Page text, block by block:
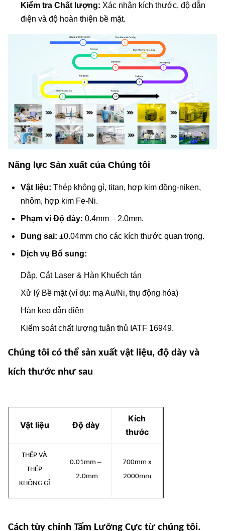
Kiểm tra Chất lượng: Xác nhận kích thước, độ dẫn
điện và độ hoàn thiện bề mặt.
Năng lực Sản xuất của Chúng tôi
Vật liệu: Thép không gỉ, titan, hợp kim đồng-niken,
nhôm, hợp kim Fe-Ni.
Phạm vi Độ dày: 0.4mm – 2.0mm.
Dung sai: ±0.04mm cho các kích thước quan trọng.
Dịch vụ Bổ sung:
Dập, Cắt Laser & Hàn Khuếch tán
Xử lý Bề mặt (ví dụ: mạ Au/Ni, thụ động hóa)
Hàn keo dẫn điện
Kiểm soát chất lượng tuân thủ IATF 16949.
Chúng tôi có thể sản xuất vật liệu, độ dày và
kích thước như sau
Vật liệu Độ dày
Kích
thước
THÉP VÀ
THÉP
KHÔNG GỈ
0.01mm –
2.0mm
700mm x
2000mm
2.0mm
1500mm
Cách tùy chỉnh Tấm Lưỡng Cực từ chúng tôi.